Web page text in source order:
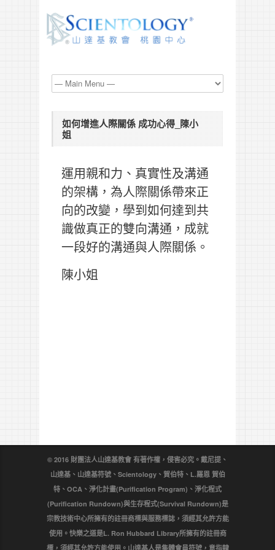
如何增進人際關係 成功心得_陳小
姐
運用親和力、真實性及溝通
的架構，為人際關係帶來正
向的改變，學到如何達到共
識做真正的雙向溝通，成就
一段好的溝通與人際關係。
陳小姐
© 2016 財團法人山達基教會 有著作權，侵害必究。戴尼提、
山達基、山達基符號、Scientology、賀伯特、L.羅恩 賀伯
特、OCA、淨化計畫(Purification Program)、淨化程式
(Purification Rundown)與生存程式(Survival Rundown)是
宗教技術中心所擁有的註冊商標與服務標誌，須經其允許方能
使用。快樂之道是L. Ron Hubbard Library所擁有的註冊商
標，須經其允許方能使用。山達基人是集體會員符號，意指隸